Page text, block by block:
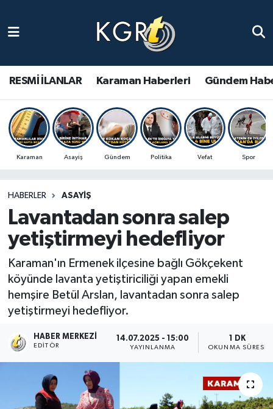
RESMİ İLANLAR Karaman Haberleri Gündem
Karaman Asayiş Gündem Politika Vefat Spor
HABERLER ASAYIŞ
Lavantadan sonra salep
yetiştirmeyi hedefliyor
Karaman'ın Ermenek ilçesine bağlı Gökçekent
köyünde lavanta yetiştiriciliği yapan emekli
hemşire Betül Arslan, lavantadan sonra salep
yetiştirmeyi hedefliyor.
HABER MERKEZI
EDITÖR
14.07.2025 - 15:00
YAYINLANMA
1 DK
OKUNMA SÜRESI
Gündem Haberleri
Güncel Haberler
Spor Haberleri
Ulusal Haberler
Vefat Edenler